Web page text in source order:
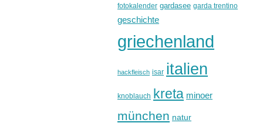
fotokalender gardasee garda trentino
geschichte
griechenland
hackfleisch isar italien
knoblauch kreta minoer
münchen natur